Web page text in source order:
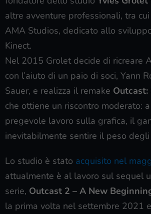
altre avventure professionali, tra cui
AMA Studios, dedicato allo
Kinect.
Nel 2015 Grolet decide di ricreare
con l’aiuto di un paio di soci, Yann
Sauer, e realizza il remake Outcast:
che ottiene un riscontro moderato:
pregevole lavoro sulla grafica, il
inevitabilmente sentire il peso degli
Lo studio è stato acquisito nel
attualmente è al lavoro sul sequel
serie, Outcast 2 – A New
la prima volta nel settembre 2021